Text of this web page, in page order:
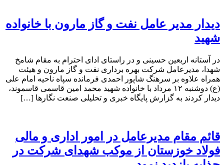
دیدار مدیر عامل نفت و گاز مارون با خانواده
شهید
در آستانه اربعین حسینی و در راستای ادای احترام به مقام شامخ
شهدا، مدیرعامل شرکت بهره برداری نفت و گاز مارون و هیئت
همراه علاوه بر سرهنگ شاپور احمدی فرمانده سپاه ناحیه امام علی
(ع) دوشنبه ۱۲ مرداد با خانواده شهید محمد امین قاسمی قاسموند،
دیدار کردند به گزارش پایگاه خبری و تحلیلی صنعت نگارها […]
قائم مقام مدیرعامل در امور اداری و مالی
فولاد خوزستان از موکب شهدای شرکت در